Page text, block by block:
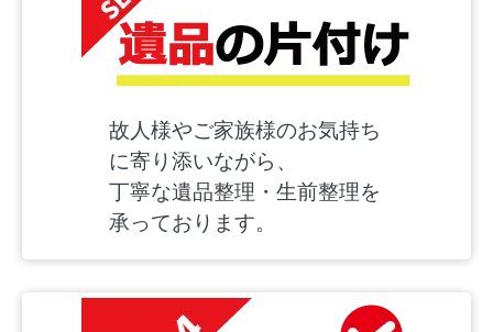
故人様やご家族様のお気持ち
に寄り添いながら、
丁寧な遺品整理・生前整理を
承っております。